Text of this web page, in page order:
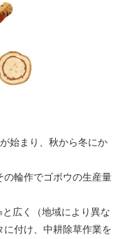
始まり、秋から冬にか
の輪作でゴボウの生産量
広く（地域により異な
に付け、中耕除草作業を